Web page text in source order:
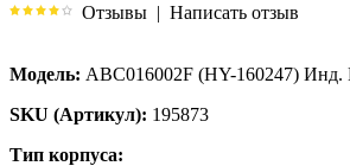
Отзывы | Написать отзыв
Модель: ABC016002F (HY-160247) Инд.
SKU (Артикул): 195873
Тип корпуса: